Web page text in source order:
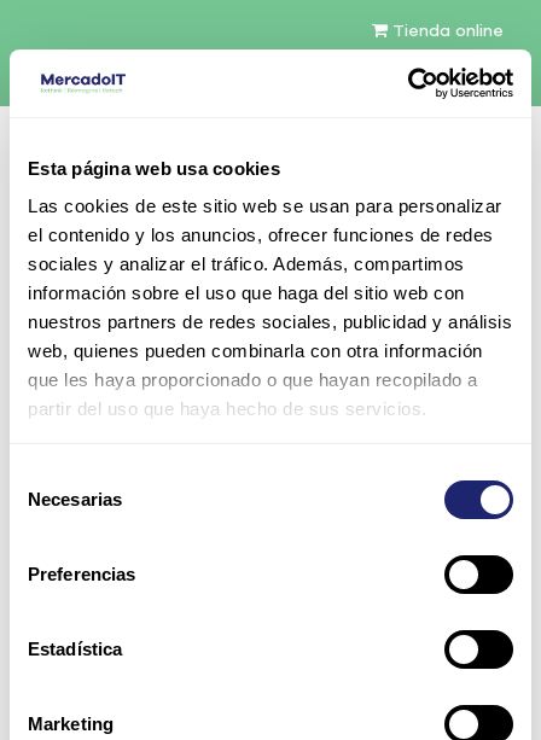
Esta página web usa cookies
Las cookies de este sitio web se usan para personalizar
el contenido y los anuncios, ofrecer funciones de redes
sociales y analizar el tráfico. Además, compartimos
información sobre el uso que haga del sitio web con
nuestros partners de redes sociales, publicidad y análisis
web, quienes pueden combinarla con otra información
que les haya proporcionado o que hayan recopilado a
partir del uso que haya hecho de sus servicios.
Necesarias
Preferencias
Estadística
Marketing
Tienda online
Español
Contáctenos
Todos los productos Networking
Cisco
Telefonía IP
7900 Series
Cisco Unified IP Phone 7962G